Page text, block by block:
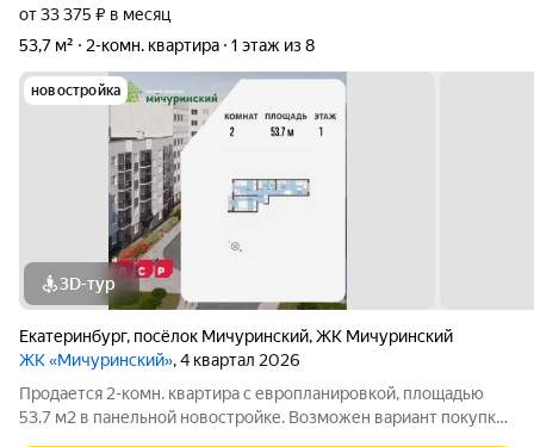
от 33 375 ₽ в месяц
53,7 м²
2-комн. квартира 1 этаж из 8
новостройка
3D-тур
Екатеринбург, посёлок Мичуринский,ЖК Мичуринский
ЖК «Мичуринский», 4 квартал 2026
Продается 2-комн. квартира с европланировкой, площадью
53.7 м2 в панельной новостройке. Возможен вариант покупки